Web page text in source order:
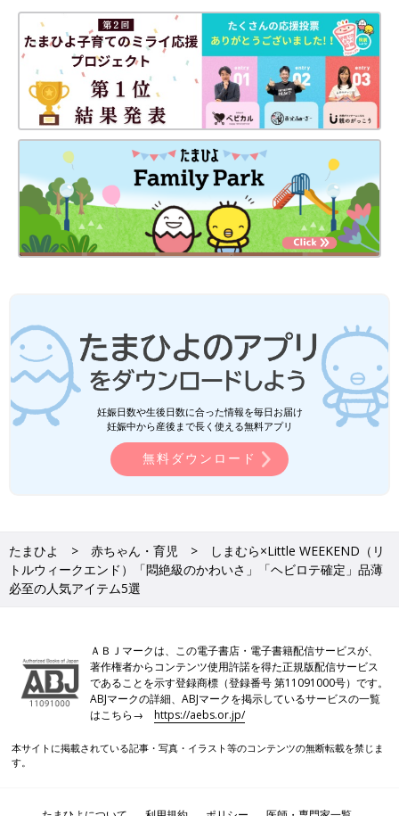
ちらの裏毛トレーナー。どんなアイテムとも合わせやすく、着ま
わし力が高そうですよね！chacharouzooさんは、サーモンピン
クのシャツと合わせて、レイヤードコーデを楽しんでいるそう♪
しまむらベビー・キッズ「絶対ほしかっ
たやつ」「これ激レアデニム」品切れ注
意！大人気のデニムパンツ5選
SNSでも多数投稿されている「しまむら」では
最近、デニムパンツが大人気のようです！デザ
インがかわいいだけでなく、着まわしやすいこ
とも人気の秘密♪ 今回は、特に話題となってい
るデニムパンツをご紹介します！
いかがでしたか？どれもSNSで話題になるのが納得できる、かわ
いいアイテムばかりでしたよね！こんなにおしゃれなのに、プチ
プラ価格でゲットできるのも嬉しいところ♪ 「Little
●記事内容でご紹介している投稿、リンク先は、削除される場合
があります。あらかじめご了承ください。
●記事の内容は2024年2月の情報で、現在と異なる場合がありま
しまむら、バースデイ「買わない理由が
ない」「着るだけでおしゃれ！」プチプ
ラの柄ものコーデ4選
最近はキッズアパレルでも、大人と同じよう
ではないでしょうか？そこで今回は、プチプラ
の柄アイテムを使った人気コーデをご紹介しま
す。元子ども服販売員ライターが、コーデを組
むときのポイントもお伝えしますよ♪
しまむらベビー・キッズ「これ550円で
買えるの!?」「即決した」大人気の値下
げアイテム5選
声も続出中。そこで今回は、特に人気となって
いる値下げアイテムをご紹介します♪
しまむらの記事一覧
妊娠日数や生後日数に合った情報を毎日お届け
妊娠中から産後まで長く使える無料アプリ
無料ダウンロード
たまひよ 赤ちゃん・育児
しまむら×Little WEEKEND（リ
トルウィークエンド）「悶絶級のかわいさ」「ヘビロテ確定」品薄
必至の人気アイテム5選
ＡＢＪマークは、この電子書店・電子書籍配信サービスが、
著作権者からコンテンツ使用許諾を得た正規版配信サービス
であることを示す登録商標（登録番号 第11091000号）です。
ABJマークの詳細、ABJマークを掲示しているサービスの一覧
はこちら→https://aebs.or.jp/
本サイトに掲載されている記事・写真・イラスト等のコンテンツの無断転載を禁じま
す。